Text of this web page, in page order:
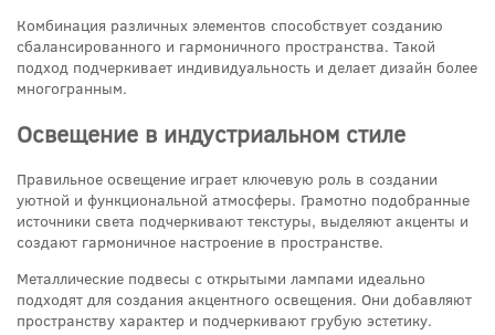
Комбинация различных элементов способствует созданию
сбалансированного и гармоничного пространства. Такой
подход подчеркивает индивидуальность и делает дизайн более
многогранным.
Освещение в индустриальном стиле
Правильное освещение играет ключевую роль в создании
уютной и функциональной атмосферы. Грамотно подобранные
источники света подчеркивают текстуры, выделяют акценты и
создают гармоничное настроение в пространстве.
Металлические подвесы с открытыми лампами идеально
подходят для создания акцентного освещения. Они добавляют
пространству характер и подчеркивают грубую эстетику.